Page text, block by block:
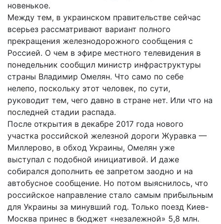
новенькое.
Между тем, в украинском правительстве сейчас
всерьез рассматривают вариант полного
прекращения железнодорожного сообщения с
Россией. О чем в эфире местного телевидения в
понедельник сообщил министр инфраструктуры
страны Владимир Омелян. Что само по себе
нелепо, поскольку этот человек, по сути,
руководит тем, чего давно в стране нет. Или что на
последней стадии распада.
После открытия в декабре 2017 года нового
участка российской железной дороги Журавка —
Миллерово, в обход Украины, Омелян уже
выступал с подобной инициативой. И даже
собирался дополнить ее запретом заодно и на
автобусное сообщение. Но потом выяснилось, что
российское направление стало самым прибыльным
для Украины за минувший год. Только поезд Киев-
Москва принес в бюджет «незалежной» 5,8 млн.